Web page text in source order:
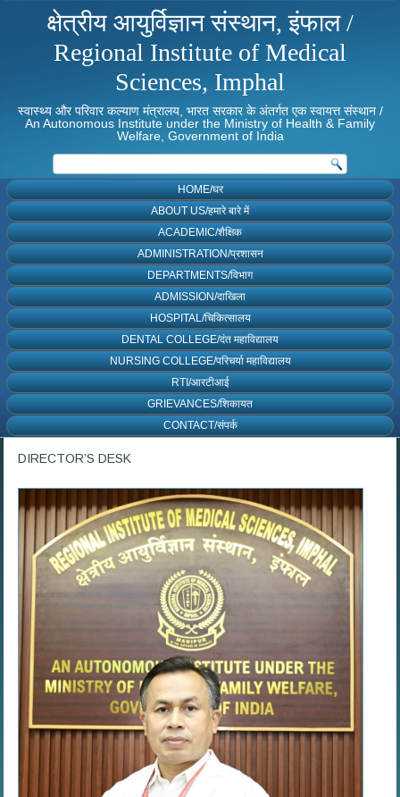
क्षेत्रीय आयुर्विज्ञान संस्थान, इंफाल /
Regional Institute of Medical
Sciences, Imphal
स्वास्थ्य और परिवार कल्याण मंत्रालय, भारत सरकार के अंतर्गत एक स्वायत्त संस्थान /
An Autonomous Institute under the Ministry of Health & Family
Welfare, Government of India
HOME/घर
ABOUT US/हमारे बारे में
ACADEMIC/शैक्षिक
ADMINISTRATION/प्रशासन
DEPARTMENTS/विभाग
ADMISSION/दाखिला
HOSPITAL/चिकित्सालय
DENTAL COLLEGE/दंत महाविद्यालय
NURSING COLLEGE/परिचर्या महाविद्यालय
RTI/आरटीआई
GRIEVANCES/शिकायत
CONTACT/संपर्क
DIRECTOR’S DESK